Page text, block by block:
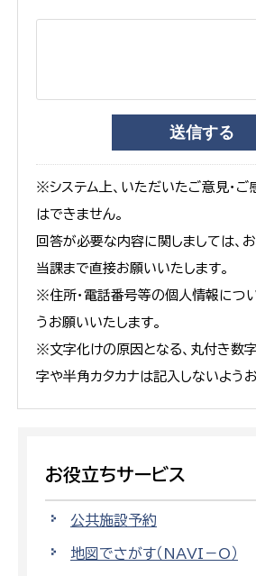
※システム上、いただいたご意見・
はできません。
回答が必要な内容に関しましては、
当課まで直接お願いいたします。
※住所・電話番号等の個人情報につ
うお願いいたします。
※文字化けの原因となる、丸付き数
字や半角カタカナは記入しないよう
お役立ちサービス
公共施設予約
地図でさがす（NAVI－O）